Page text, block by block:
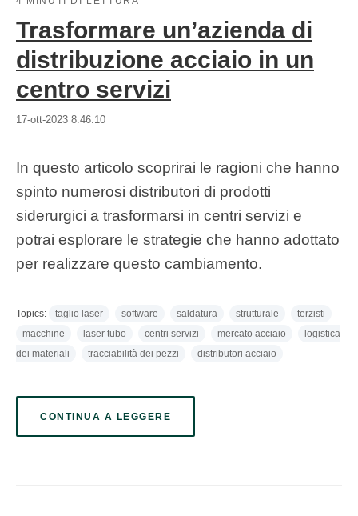
Trasformare un’azienda di
distribuzione acciaio in un
centro servizi
17-ott-2023 8.46.10
In questo articolo scoprirai le ragioni che hanno
spinto numerosi distributori di prodotti
siderurgici a trasformarsi in centri servizi e
potrai esplorare le strategie che hanno adottato
per realizzare questo cambiamento.
Topics: taglio laser software saldatura strutturale
terzisti
macchine
laser tubo centri servizi mercato acciaio
logistica
dei materiali
tracciabilità dei pezzi distributori acciaio
CONTINUA A LEGGERE